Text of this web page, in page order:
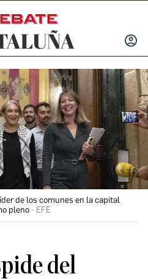
INICIAR
de los comunes en la capital
pleno
EFE
del